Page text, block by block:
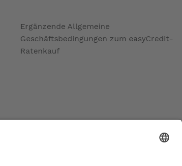
Ergänzende Allgemeine
Geschäftsbedingungen zum easyCredit-
Ratenkauf